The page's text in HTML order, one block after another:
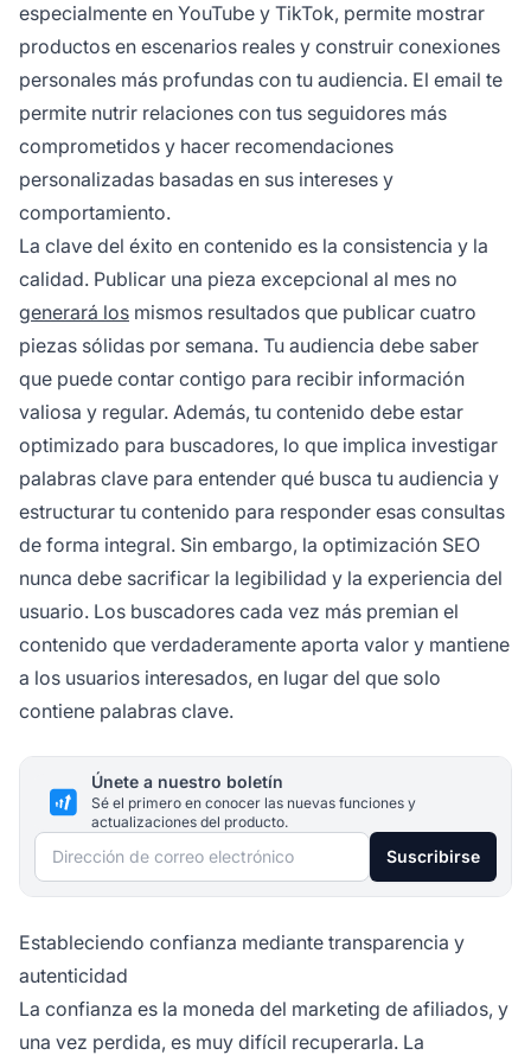
especialmente en YouTube y TikTok, permite mostrar
productos en escenarios reales y construir conexiones
personales más profundas con tu audiencia. El email te
permite nutrir relaciones con tus seguidores más
comprometidos y hacer recomendaciones
personalizadas basadas en sus intereses y
comportamiento.
La clave del éxito en contenido es la consistencia y la
calidad. Publicar una pieza excepcional al mes no
generará los mismos resultados que publicar cuatro
piezas sólidas por semana. Tu audiencia debe saber
que puede contar contigo para recibir información
valiosa y regular. Además, tu contenido debe estar
optimizado para buscadores, lo que implica investigar
palabras clave para entender qué busca tu audiencia y
estructurar tu contenido para responder esas consultas
de forma integral. Sin embargo, la optimización SEO
nunca debe sacrificar la legibilidad y la experiencia del
usuario. Los buscadores cada vez más premian el
contenido que verdaderamente aporta valor y mantiene
a los usuarios interesados, en lugar del que solo
contiene palabras clave.
Únete a nuestro boletín
Sé el primero en conocer las nuevas funciones y
actualizaciones del producto.
Dirección de correo electrónico Suscribirse
Estableciendo confianza mediante transparencia y
autenticidad
La confianza es la moneda del marketing de afiliados, y
una vez perdida, es muy difícil recuperarla. La